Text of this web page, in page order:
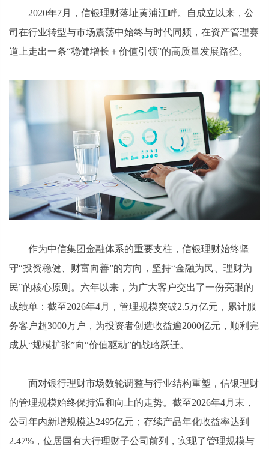
2020年7月，信银理财落址黄浦江畔。自成立以来，公
司在行业转型与市场震荡中始终与时代同频，在资产管理赛
道上走出一条“稳健增长＋价值引领”的高质量发展路径。
作为中信集团金融体系的重要支柱，信银理财始终坚
守“投资稳健、财富向善”的方向，坚持“金融为民、理财为
民”的核心原则。六年以来，为广大客户交出了一份亮眼的
成绩单：截至2026年4月，管理规模突破2.5万亿元，累计服
务客户超3000万户，为投资者创造收益逾2000亿元，顺利完
成从“规模扩张”向“价值驱动”的战略跃迁。
面对银行理财市场数轮调整与行业结构重塑，信银理财
的管理规模始终保持温和向上的走势。截至2026年4月末，
公司年内新增规模达2495亿元；存续产品年化收益率达到
2.47%，位居国有大行理财子公司前列，实现了管理规模与